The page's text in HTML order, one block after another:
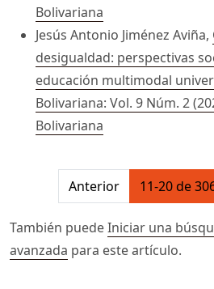
Bolivariana
Jesús Antonio Jiménez Aviña,
desigualdad: perspectivas
educación multimodal
Bolivariana: Vol. 9 Núm. 2
Bolivariana
Anterior 11-20 de
También puedeIniciar una
avanzada para este artículo.